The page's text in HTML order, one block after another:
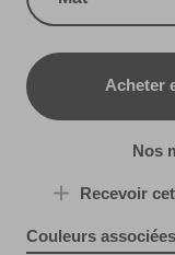
Acheter
B&Q
Nos
Recevoir
Couleurs associées